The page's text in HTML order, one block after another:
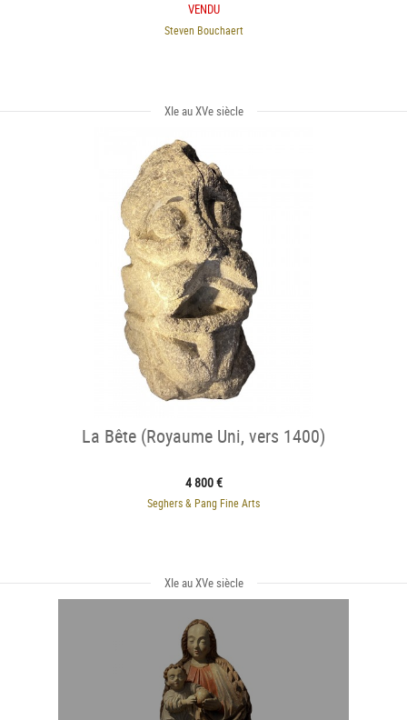
VENDU
Steven Bouchaert
XIe au XVe siècle
La Bête (Royaume Uni, vers 1400)
4 800 €
Seghers & Pang Fine Arts
XIe au XVe siècle